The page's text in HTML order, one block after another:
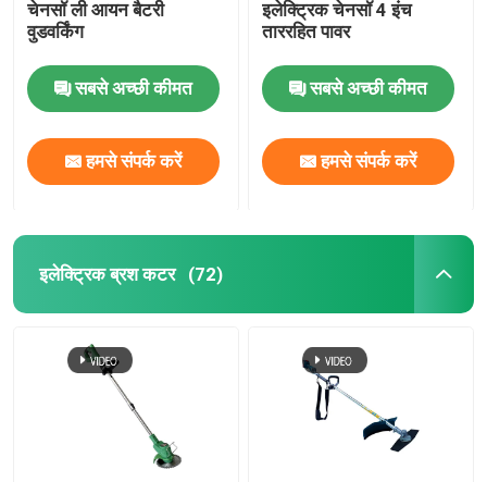
चेनसॉ ली आयन बैटरी
वुडवर्किंग
सबसे अच्छी कीमत
हमसे संपर्क करें
इलेक्ट्रिक चेनसॉ 4 इंच
ताररहित पावर
सबसे अच्छी कीमत
हमसे संपर्क करें
इलेक्ट्रिक ब्रश कटर (72)